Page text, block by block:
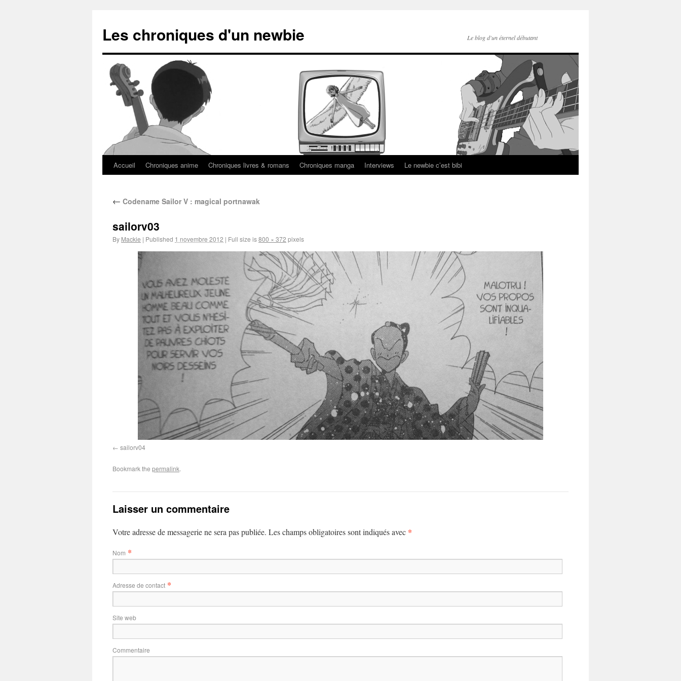
Les chroniques d'un newbie Le blog d'un éternel débutant
Accueil Chroniques anime Chroniques livres & romans Chroniques manga Interviews Le newbie c’est bibi
← Codename Sailor V : magical portnawak
sailorv03
By Mackie | Published 1 novembre 2012 | Full size is800 × 372 pixels
sailorv04
Bookmark the permalink.
Laisser un commentaire
Votre adresse de messagerie ne sera pas publiée. Les champs obligatoires sont indiqués avec *
Nom *
Adresse de contact *
Site web
Commentaire